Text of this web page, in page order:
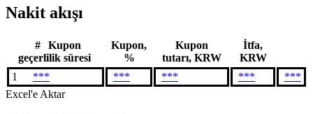
Nakit akışı
#
Kupon
geçerlilik süresi
Kupon,
%
Kupon
tutarı, KRW
İtfa,
KRW
1
*** *** *** ***
***
Excel'e Aktar